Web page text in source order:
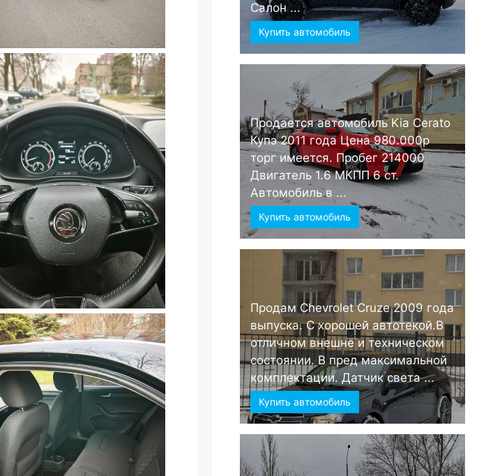
Салон ...
Купить автомобиль
Продается автомобиль Kia Cerato
Купэ 2011 года Цена 980.000р
торг имеется. Пробег 214000
Двигатель 1.6 МКПП 6 ст.
Автомобиль в ...
Купить автомобиль
Продам Chevrolet Cruze 2009 года
выпуска. С хорошей автотекой.В
отличном внешне и техническом
состоянии. В пред максимальной
комплектации. Датчик света ...
Купить автомобиль